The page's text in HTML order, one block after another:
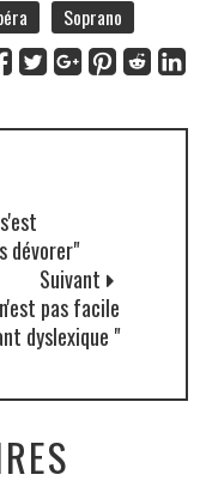
Soprano
dévorer"
Suivant
pas facile
dyslexique "